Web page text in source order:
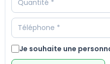
Je souhaite une